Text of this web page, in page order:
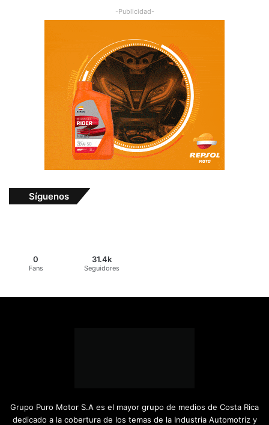
-Publicidad-
Síguenos
0
Fans
31.4k
Seguidores
Grupo Puro Motor S.A es el mayor grupo de medios de Costa Rica
dedicado a la cobertura de los temas de la Industria Automotriz y